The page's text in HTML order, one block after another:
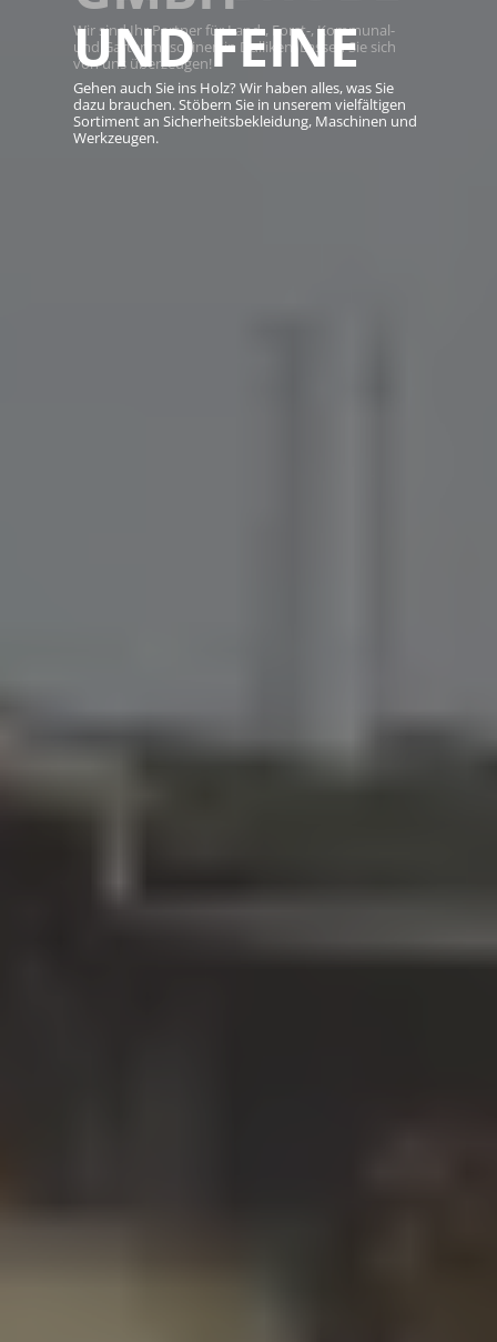
Wir sind Ihr Partner für Land-, Forst-, Kommunal-
und Gartenmaschinen in Dulliken. Lassen Sie sich
von uns überzeugen!
UND FEINE
Gehen auch Sie ins Holz? Wir haben alles, was Sie
dazu brauchen. Stöbern Sie in unserem vielfältigen
Sortiment an Sicherheitsbekleidung, Maschinen und
Werkzeugen.